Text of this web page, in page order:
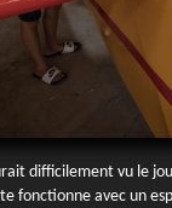
difficilement vu le
fonctionne avec un